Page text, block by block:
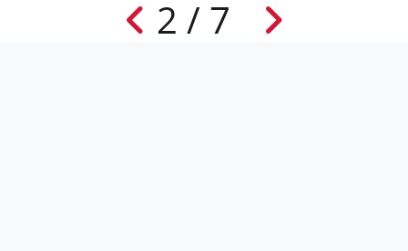
2 / 7